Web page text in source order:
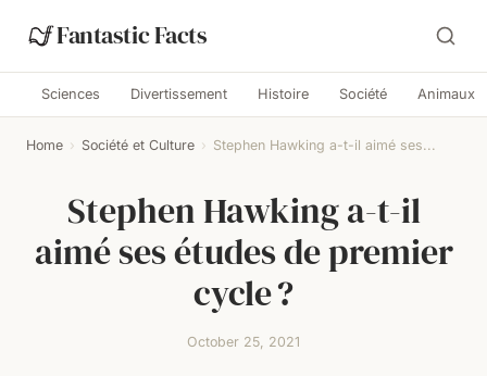
Fantastic Facts
Sciences Divertissement Histoire Société Animaux
Home › Société et Culture › Stephen Hawking a-t-il aimé ses...
Stephen Hawking a-t-il
aimé ses études de premier
cycle ?
October 25, 2021